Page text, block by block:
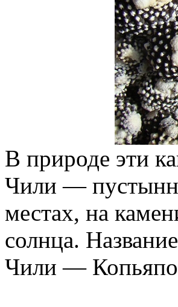
В природе эти
Чили —
местах, на
солнца.
Чили —